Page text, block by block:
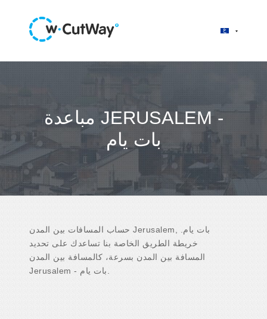
مباعدة JERUSALEM -
بات يام
حساب المسافات بين المدن Jerusalem, بات يام.
خريطة الطريق الخاصة بنا تساعدك على تحديد
المسافة بين المدن بسرعة، كالمسافة بين المدن